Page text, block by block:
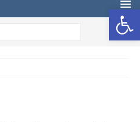
Otwórz pasek narzędzi